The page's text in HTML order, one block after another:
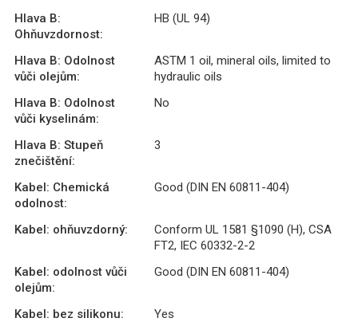
Hlava B:
Ohňuvzdornost:
HB (UL 94)
Hlava B: Odolnost
vůči olejům:
ASTM 1 oil, mineral oils, limited to
hydraulic oils
Hlava B: Odolnost
vůči kyselinám:
No
Hlava B: Stupeň
znečištění:
3
Kabel: Chemická
odolnost:
Good (DIN EN 60811-404)
Kabel: ohňuvzdorný:
Conform UL 1581 §1090 (H), CSA
FT2, IEC 60332-2-2
Kabel: odolnost vůči
olejům:
Good (DIN EN 60811-404)
Kabel: bez silikonu:
Yes